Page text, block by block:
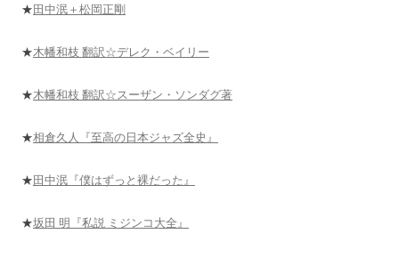
★田中泯＋松岡正剛
★木幡和枝 翻訳☆デレク・ベイリー
★木幡和枝 翻訳☆スーザン・ソンダグ著
★相倉久人『至高の日本ジャズ全史』
★田中泯『僕はずっと裸だった』
★坂田 明『私説 ミジンコ大全』